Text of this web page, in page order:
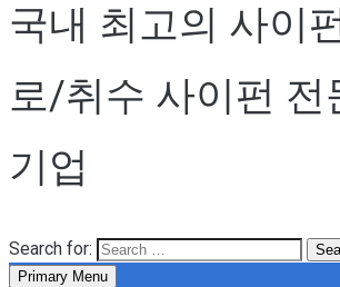
국내 최고의 사이
로/취수 사이펀 전
기업
Search for:
Primary Menu